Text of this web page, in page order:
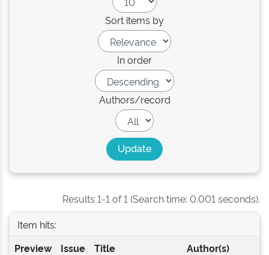
Sort items by
In order
Authors/record
Results 1-1 of 1 (Search time: 0.001 seconds).
Item hits:
Preview
Issue
Title Author(s)